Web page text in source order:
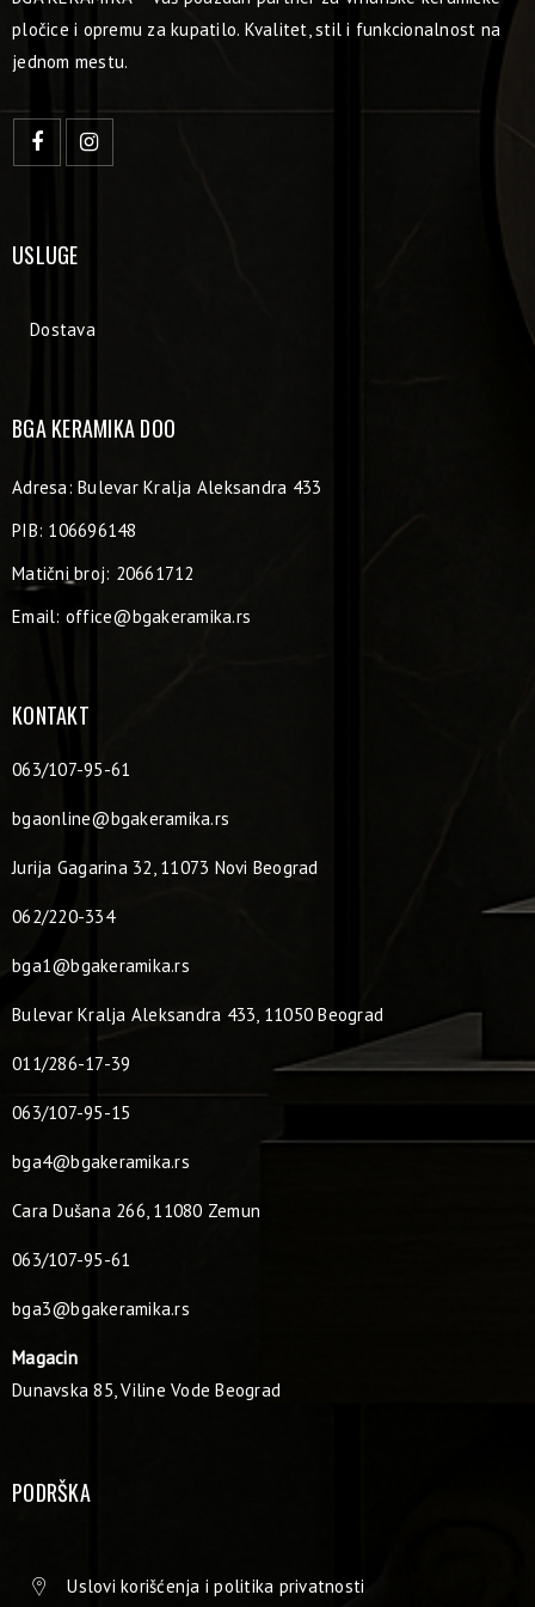
pločice i opremu za kupatilo. Kvalitet, stil i funkcionalnost na
jednom mestu.
USLUGE
Dostava
BGA KERAMIKA DOO
Adresa: Bulevar Kralja Aleksandra 433
PIB: 106696148
Matični broj: 20661712
Email: office@bgakeramika.rs
KONTAKT
063/107-95-61
bgaonline@bgakeramika.rs
Jurija Gagarina 32, 11073 Novi Beograd
062/220-334
bga1@bgakeramika.rs
Bulevar Kralja Aleksandra 433, 11050 Beograd
011/286-17-39
063/107-95-15
bga4@bgakeramika.rs
Cara Dušana 266, 11080 Zemun
063/107-95-61
bga3@bgakeramika.rs
Magacin
Dunavska 85, Viline Vode Beograd
PODRŠKA
Uslovi korišćenja i politika privatnosti